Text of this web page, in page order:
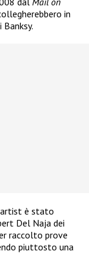
in
è stato
Del Naja dei
raccolto prove
piuttosto una